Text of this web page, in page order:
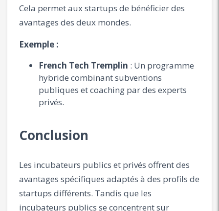
Cela permet aux startups de bénéficier des
avantages des deux mondes.
Exemple :
French Tech Tremplin : Un programme
hybride combinant subventions
publiques et coaching par des experts
privés.
Conclusion
Les incubateurs publics et privés offrent des
avantages spécifiques adaptés à des profils de
startups différents. Tandis que les
incubateurs publics se concentrent sur